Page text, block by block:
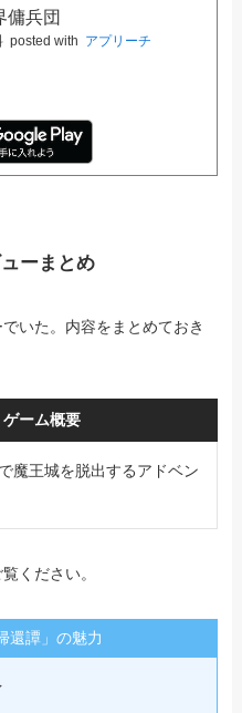
傭兵団
posted with アプリーチ
ーまとめ
いた。内容をまとめておき
ゲーム概要
魔王城を脱出するアドベン
ください。
還譚」の魅力